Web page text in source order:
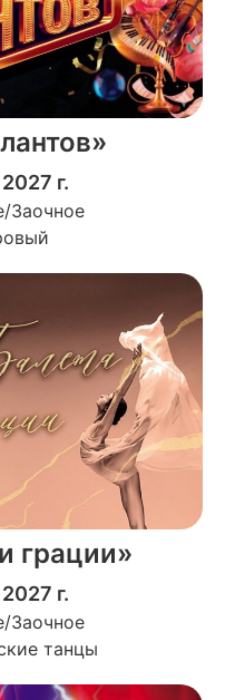
г.
Заочное
грации»
г.
Заочное
танцы